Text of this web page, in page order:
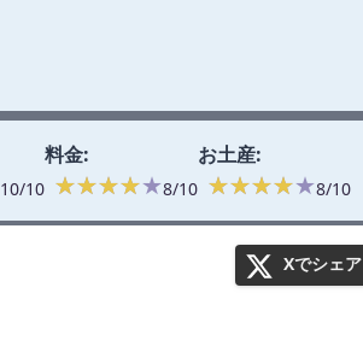
10/10
料金:
★★★★★
★★★★★8/10
お土産:
★★★★★
★★★★★8/10
Xでシェア